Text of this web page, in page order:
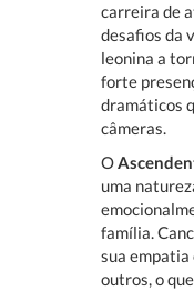
carreira de
desafios da
leonina a
forte
dramáticos
câmeras.
O
uma
família.
sua empatia
outros, o